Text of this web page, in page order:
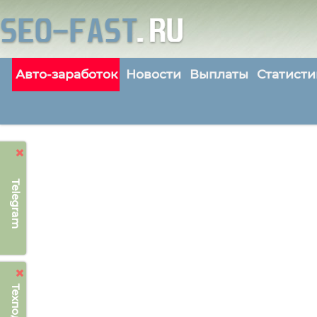
Telegram
Авто-заработок Новости Выплаты